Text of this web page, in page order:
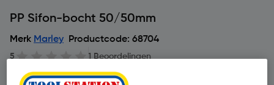
PP Sifon-bocht 50/50mm
Merk Marley Productcode: 68704
5 1 Beoordelingen